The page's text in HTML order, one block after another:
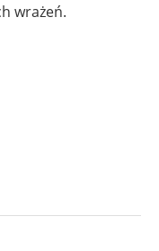
wrażeń.